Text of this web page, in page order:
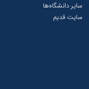
سایر دانشگاه‌ها
سایت قدیم